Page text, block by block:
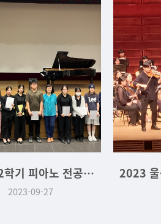
2023-2학기 피아노 전공 실기 및 성적 우수학생 시상식
2023-09-27